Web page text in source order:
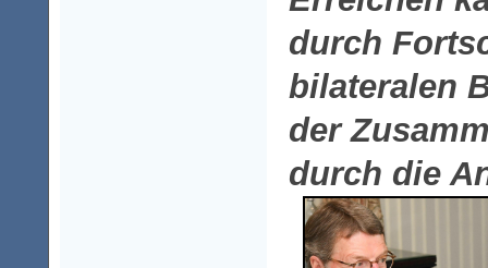
durch
bilateralen
der
durch die